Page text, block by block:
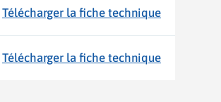
Télécharger la fiche technique
Télécharger la fiche technique